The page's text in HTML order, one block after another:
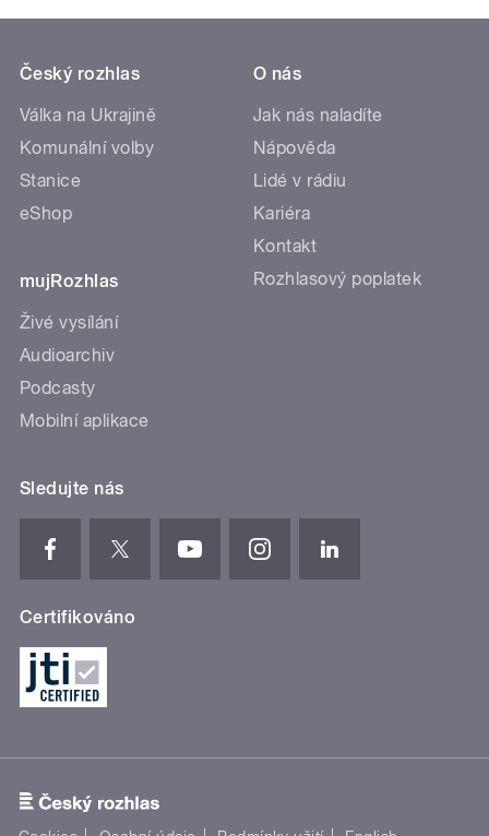
Český rozhlas
Válka na Ukrajině
Komunální volby
Stanice
eShop
mujRozhlas
Živé vysílání
Audioarchiv
Podcasty
Mobilní aplikace
O nás
Jak nás naladíte
Nápověda
Lidé v rádiu
Kariéra
Kontakt
Rozhlasový poplatek
Sledujte nás
Certifikováno